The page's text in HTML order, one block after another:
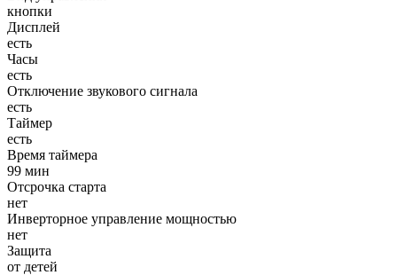
кнопки
Дисплей
есть
Часы
есть
Отключение звукового сигнала
есть
Таймер
есть
Время таймера
99 мин
Отсрочка старта
нет
Инверторное управление мощностью
нет
Защита
от детей